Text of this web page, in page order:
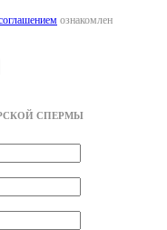
ознакомлен
СПЕРМЫ